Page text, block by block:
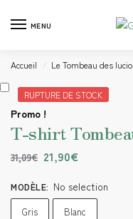
MENU
Accueil / Le Tombeau des
RUPTURE DE STOCK
Promo !
T-shirt
31,09€ 21,90€
MODÈLE: No selection
Gris Blanc